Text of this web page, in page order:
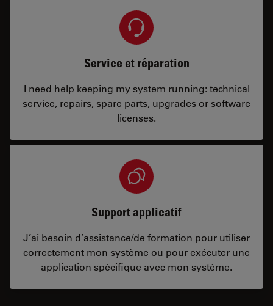
Service et réparation
I need help keeping my system running: technical
service, repairs, spare parts, upgrades or software
licenses.
Support applicatif
J’ai besoin d’assistance/de formation pour utiliser
correctement mon système ou pour exécuter une
application spécifique avec mon système.